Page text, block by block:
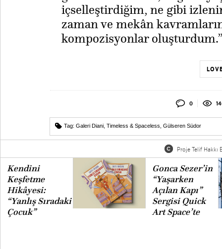
içselleştirdiğim, ne gibi
zaman ve mekân
kompozisyonlar
0
Tag: Galeri Diani Timeless & Spaceless Gülseren Südor
Proje Telif Hakkı
Kendini
Keşfetme
Hikâyesi:
“Yanlış Sıradaki
Çocuk”
Gonca Sezer’in
“Yaşarken
Açılan Kapı”
Sergisi Quick
Art Space’te